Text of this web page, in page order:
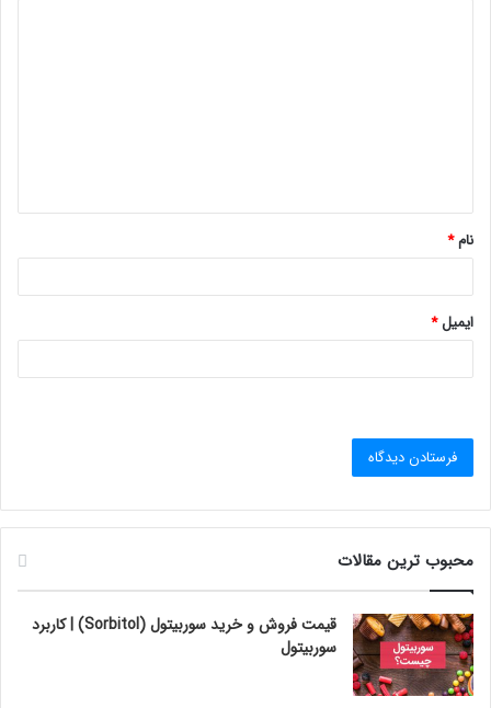
*
نام*
ایمیل*
محبوب ترین مقالات
قیمت فروش و خرید سوربیتول (Sorbitol) | کاربرد
سوربیتول